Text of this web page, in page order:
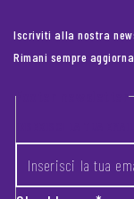
Iscriviti alla nostra
Rimani sempre
Footer newsletter